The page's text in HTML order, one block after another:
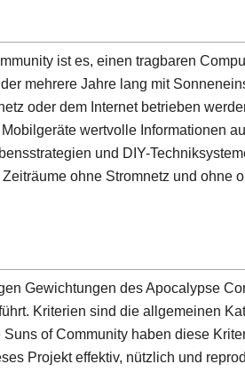
ist es, einen tragbaren
mehrere Jahre lang mit
oder dem Internet betrieben
wertvolle Informationen
und DIY-
ohne Stromnetz und ohne
Gewichtungen des Apocalypse
Kriterien sind die allgemeinen
of Community haben diese
Projekt effektiv, nützlich und